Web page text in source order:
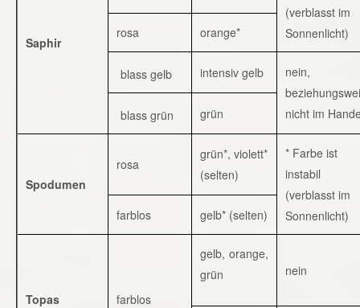
Saphir
(verblasst im
Sonnenlicht)
rosa orange*
blass gelb intensiv gelb
nein,
nicht im
blass grün grün
Spodumen
rosa
grün*, violett*
(selten)
* Farbe ist
instabil
(verblasst im
Sonnenlicht)
farblos gelb* (selten)
Topas farblos
gelb, orange,
grün
nein